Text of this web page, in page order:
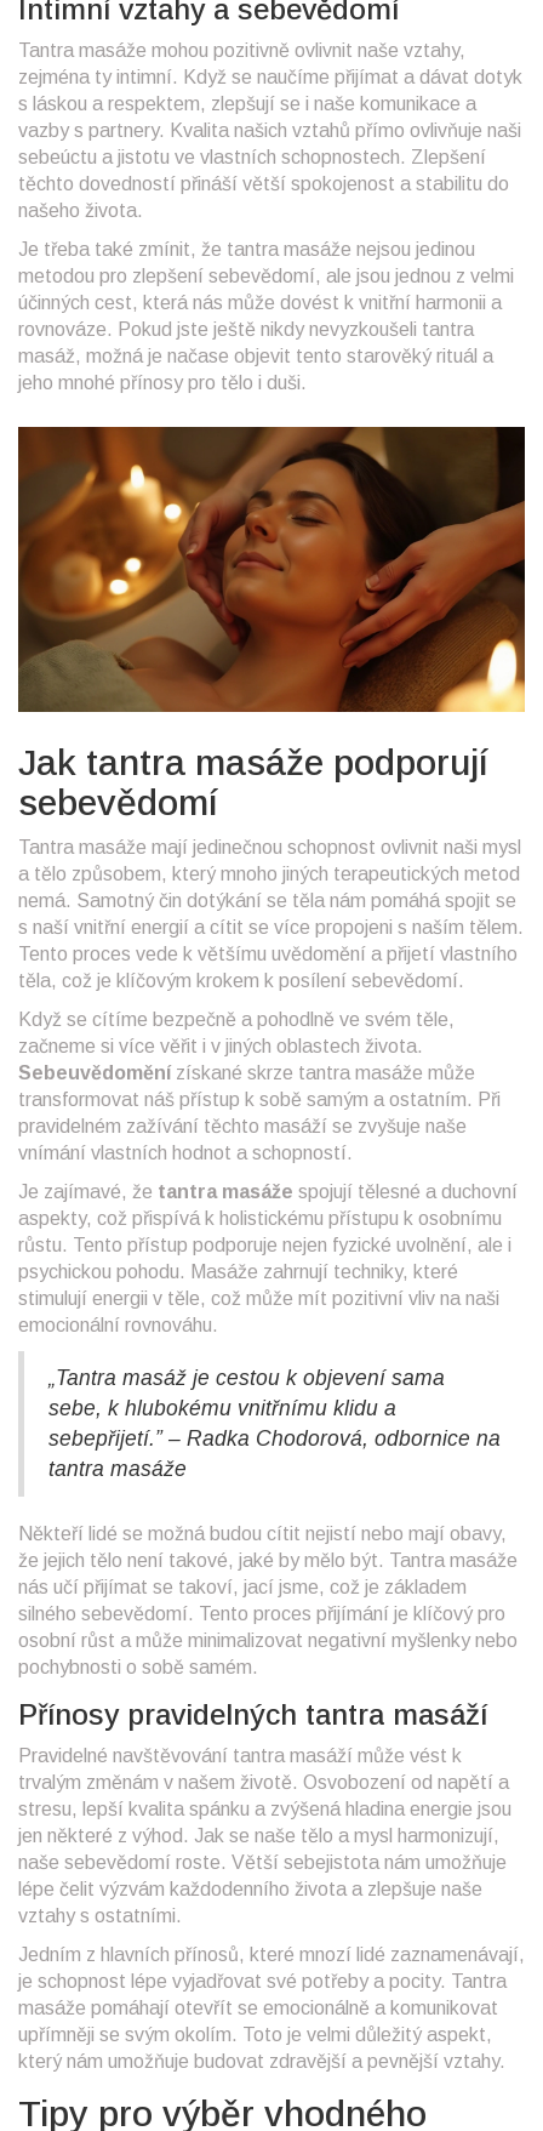
Intimní vztahy a sebevědomí
Tantra masáže mohou pozitivně ovlivnit naše vztahy,
zejména ty intimní. Když se naučíme přijímat a dávat dotyk
s láskou a respektem, zlepšují se i naše komunikace a
vazby s partnery. Kvalita našich vztahů přímo ovlivňuje naši
sebeúctu a jistotu ve vlastních schopnostech. Zlepšení
těchto dovedností přináší větší spokojenost a stabilitu do
našeho života.
Je třeba také zmínit, že tantra masáže nejsou jedinou
metodou pro zlepšení sebevědomí, ale jsou jednou z velmi
účinných cest, která nás může dovést k vnitřní harmonii a
rovnováze. Pokud jste ještě nikdy nevyzkoušeli tantra
masáž, možná je načase objevit tento starověký rituál a
jeho mnohé přínosy pro tělo i duši.
Jak tantra masáže podporují
sebevědomí
Tantra masáže mají jedinečnou schopnost ovlivnit naši mysl
a tělo způsobem, který mnoho jiných terapeutických metod
nemá. Samotný čin dotýkání se těla nám pomáhá spojit se
s naší vnitřní energií a cítit se více propojeni s naším tělem.
Tento proces vede k většímu uvědomění a přijetí vlastního
těla, což je klíčovým krokem k posílení sebevědomí.
Když se cítíme bezpečně a pohodlně ve svém těle,
začneme si více věřit i v jiných oblastech života.
Sebeuvědoměnízískané skrze tantra masáže může
transformovat náš přístup k sobě samým a ostatním. Při
pravidelném zažívání těchto masáží se zvyšuje naše
vnímání vlastních hodnot a schopností.
Je zajímavé, že tantra masáže spojují tělesné a duchovní
aspekty, což přispívá k holistickému přístupu k osobnímu
růstu. Tento přístup podporuje nejen fyzické uvolnění, ale i
psychickou pohodu. Masáže zahrnují techniky, které
stimulují energii v těle, což může mít pozitivní vliv na naši
emocionální rovnováhu.
„Tantra masáž je cestou k objevení sama
sebe, k hlubokému vnitřnímu klidu a
sebepřijetí.” – Radka Chodorová, odbornice na
tantra masáže
Někteří lidé se možná budou cítit nejistí nebo mají obavy,
že jejich tělo není takové, jaké by mělo být. Tantra masáže
nás učí přijímat se takoví, jací jsme, což je základem
silného sebevědomí. Tento proces přijímání je klíčový pro
osobní růst a může minimalizovat negativní myšlenky nebo
pochybnosti o sobě samém.
Přínosy pravidelných tantra masáží
Pravidelné navštěvování tantra masáží může vést k
trvalým změnám v našem životě. Osvobození od napětí a
stresu, lepší kvalita spánku a zvýšená hladina energie jsou
jen některé z výhod. Jak se naše tělo a mysl harmonizují,
naše sebevědomí roste. Větší sebejistota nám umožňuje
lépe čelit výzvám každodenního života a zlepšuje naše
vztahy s ostatními.
Jedním z hlavních přínosů, které mnozí lidé zaznamenávají,
je schopnost lépe vyjadřovat své potřeby a pocity. Tantra
masáže pomáhají otevřít se emocionálně a komunikovat
upřímněji se svým okolím. Toto je velmi důležitý aspekt,
který nám umožňuje budovat zdravější a pevnější vztahy.
Tipy pro výběr vhodného